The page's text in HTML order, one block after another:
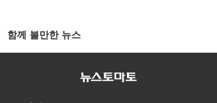
함께 볼만한 뉴스